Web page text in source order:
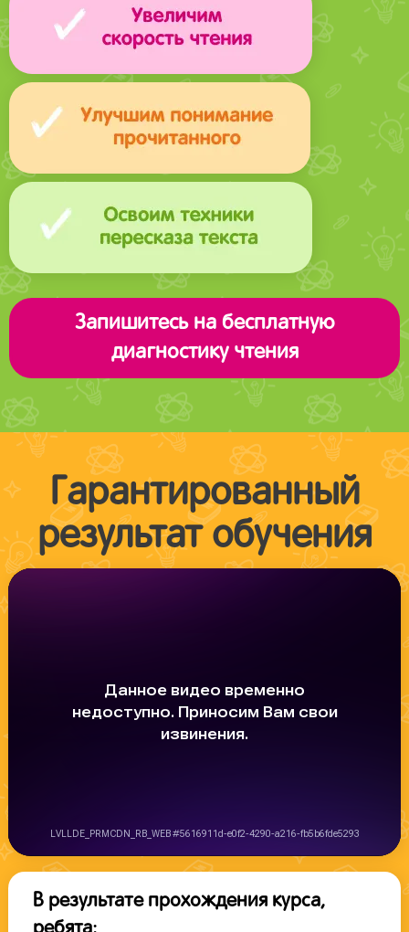
Запишитесь на бесплатную
диагностику чтения
Гарантированный
результат обучения
В результате прохождения курса,